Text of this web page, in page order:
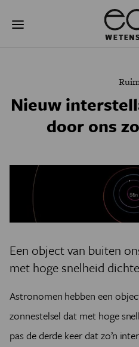
naar
NATUURWETENSCHAPPEN
JONGE UITDAGERS
Nieuw
door ons
Een object van buiten
met hoge snelheid
Astronomen hebben een
zonnestelsel dat met hoge
pas de derde keer dat zo’n